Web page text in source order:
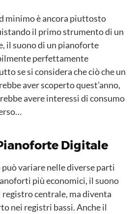
minimo è ancora piuttosto
il primo strumento di un
il suono di un pianoforte
perfettamente
se si considera che ciò che un
aver scoperto quest’anno,
avere interessi di consumo
Digitale
variare nelle diverse parti
più economici, il suono
registro centrale, ma diventa
nei registri bassi. Anche il